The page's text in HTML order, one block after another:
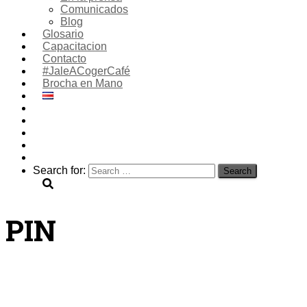
Comunicados
Blog
Glosario
Capacitacion
Contacto
#JaleACogerCafé
Brocha en Mano
Search for:
PIN